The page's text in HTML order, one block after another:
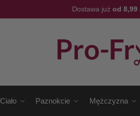
Dostawa już od 8,99
Ciało Paznokcie Mężczyzna